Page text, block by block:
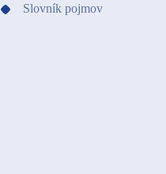
Slovník pojmov